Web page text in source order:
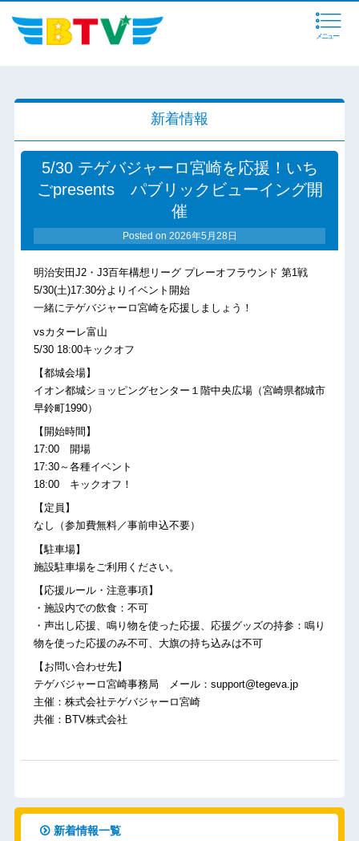
メニュー
新着情報
5/30 テゲバジャーロ宮崎を応援！いち
ごpresents パブリックビューイング開
催
Posted on 2026年5月28日
明治安田J2・J3百年構想リーグ プレーオフラウンド 第1戦
5/30(土)17:30分よりイベント開始
一緒にテゲバジャーロ宮崎を応援しましょう！
vsカターレ富山
5/30 18:00キックオフ
【都城会場】
イオン都城ショッピングセンター１階中央広場（宮崎県都城市
早鈴町1990）
【開始時間】
17:00 開場
17:30～各種イベント
18:00 キックオフ！
【定員】
なし（参加費無料／事前申込不要）
【駐車場】
施設駐車場をご利用ください。
【応援ルール・注意事項】
・施設内での飲食：不可
・声出し応援、鳴り物を使った応援、応援グッズの持参：鳴り
物を使った応援のみ不可、大旗の持ち込みは不可
【お問い合わせ先】
テゲバジャーロ宮崎事務局 メール：support@tegeva.jp
主催：株式会社テゲバジャーロ宮崎
共催：BTV株式会社
新着情報一覧